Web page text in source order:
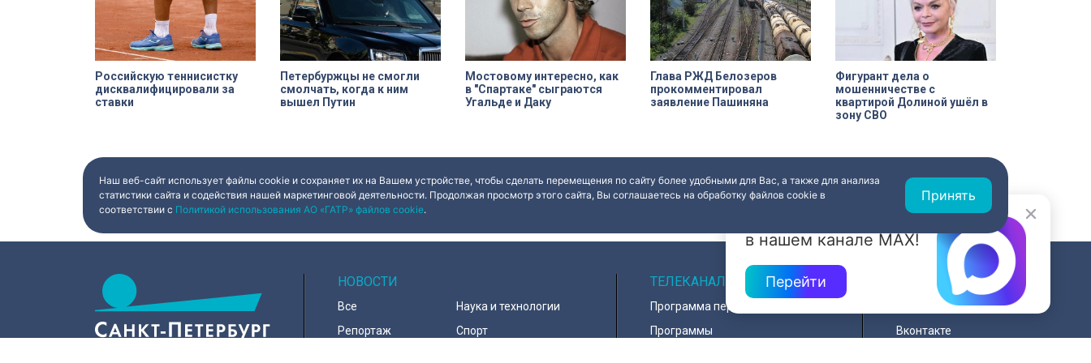
который не имеет ничего общего
с вандализмом.
эта история уникальна?
Российскую теннисистку
дисквалифицировали за
ставки
Петербуржцы не смогли
смолчать, когда к ним
вышел Путин
Мостовому интересно, как
в "Спартаке" сыграются
Угальде и Даку
Глава РЖД Белозеров
прокомментировал
заявление Пашиняна
Фигурант дела о
мошенничестве с
квартирой Долиной ушёл в
зону СВО
в нашем канале MAX!
Перейти
Наш веб-сайт использует файлы cookie и сохраняет их на Вашем устройстве, чтобы сделать перемещения по сайту более удобными для Вас, а также для анализа
статистики сайта и содействия нашей маркетинговой деятельности. Продолжая просмотр этого сайта, Вы соглашаетесь на обработку файлов cookie в
соответствии с Политикой использования АО «ГАТР» файлов cookie.
Принять
НОВОСТИ
Все
Репортаж
Наука и технологии
Спорт
ТЕЛЕКАНАЛ
Программа передач
Программы
Вконтакте